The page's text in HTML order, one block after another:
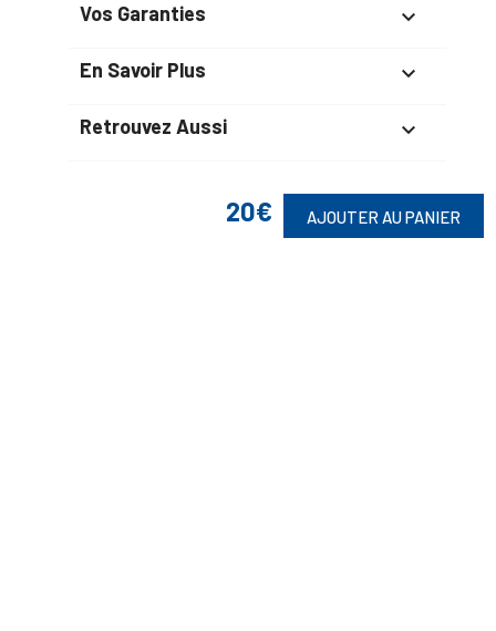
20€ AJOUTER AU PANIER
Vos Garanties 
En Savoir Plus 
Retrouvez Aussi 
Suivez-Nous